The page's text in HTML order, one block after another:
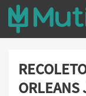
ORLEANS